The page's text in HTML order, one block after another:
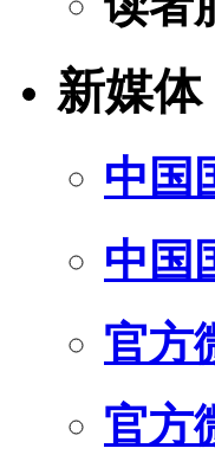
新媒体
中国
中国
官方
官方